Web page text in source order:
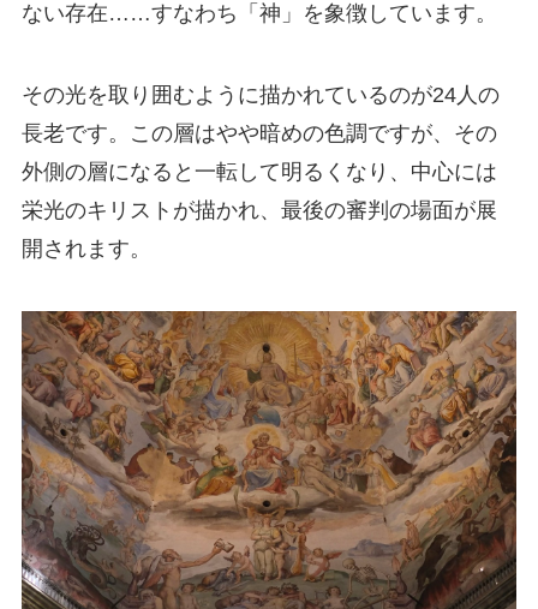
ない存在……すなわち「神」を象徴しています。
その光を取り囲むように描かれているのが24人の
長老です。この層はやや暗めの色調ですが、その
外側の層になると一転して明るくなり、中心には
栄光のキリストが描かれ、最後の審判の場面が展
開されます。